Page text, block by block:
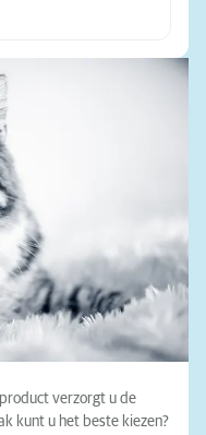
verzorgt u de
kunt u het beste kiezen?